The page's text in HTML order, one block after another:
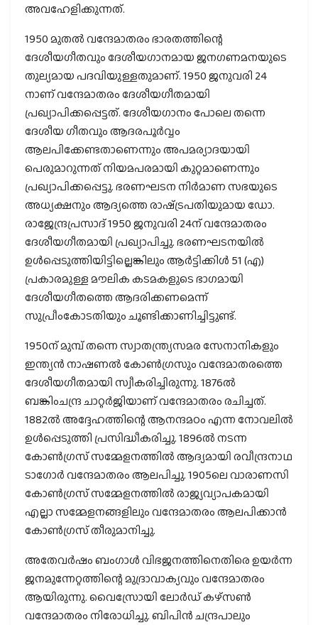
അവഹേളിക്കുന്നത്.
1950 മുതല്‍ വന്ദേമാതരം ഭാരതത്തിന്റെ
ദേശീയഗീതവും ദേശീയഗാനമായ ജനഗണമനയുടെ
തുല്യമായ പദവിയുള്ളതുമാണ്. 1950 ജനുവരി 24
നാണ് വന്ദേമാതരം ദേശീയഗീതമായി
പ്രഖ്യാപിക്കപ്പെട്ടത്. ദേശീയഗാനം പോലെ തന്നെ
ദേശീയ ഗീതവും ആദരപൂര്‍വ്വം
ആലപിക്കേണ്ടതാണെന്നും അപമര്യാദയായി
പെരുമാറുന്നത് നിയമപരമായി കുറ്റമാണെന്നും
പ്രഖ്യാപിക്കപ്പെട്ടു. ഭരണഘടന നിര്‍മാണ സഭയുടെ
അധ്യക്ഷനും ആദ്യത്തെ രാഷ്‌ട്രപതിയുമായ ഡോ.
രാജേന്ദ്രപ്രസാദ് 1950 ജനുവരി 24ന് വന്ദേമാതരം
ദേശീയഗീതമായി പ്രഖ്യാപിച്ചു. ഭരണഘടനയില്‍
ഉള്‍പ്പെടുത്തിയിട്ടില്ലെങ്കിലും ആര്‍ട്ടിക്കിള്‍ 51 (എ)
പ്രകാരമുള്ള മൗലിക കടമകളുടെ ഭാഗമായി
ദേശീയഗീതത്തെ ആദരിക്കണമെന്ന്
സുപ്രീംകോടതിയും ചൂണ്ടിക്കാണിച്ചിട്ടുണ്ട്.
1950ന് മുമ്പ് തന്നെ സ്വാതന്ത്ര്യസമര സേനാനികളും
ഇന്ത്യന്‍ നാഷണല്‍ കോണ്‍ഗ്രസും വന്ദേമാതരത്തെ
ദേശീയഗീതമായി സ്വീകരിച്ചിരുന്നു. 1876ല്‍
ബങ്കിംചന്ദ്ര ചാറ്റര്‍ജിയാണ് വന്ദേമാതരം രചിച്ചത്.
1882ല്‍ അദ്ദേഹത്തിന്റെ ആനന്ദമഠം എന്ന നോവലില്‍
ഉള്‍പ്പെടുത്തി പ്രസിദ്ധീകരിച്ചു. 1896ല്‍ നടന്ന
കോണ്‍ഗ്രസ് സമ്മേളനത്തില്‍ ആദ്യമായി രവീന്ദ്രനാഥ
ടാഗോര്‍ വന്ദേമാതരം ആലപിച്ചു. 1905ലെ വാരാണസി
കോണ്‍ഗ്രസ് സമ്മേളനത്തില്‍ രാജ്യവ്യാപകമായി
എല്ലാ സമ്മേളനങ്ങളിലും വന്ദേമാതരം ആലപിക്കാന്‍
കോണ്‍ഗ്രസ് തീരുമാനിച്ചു.
അതേവര്‍ഷം ബംഗാള്‍ വിഭജനത്തിനെതിരെ ഉയര്‍ന്ന
ജനമുന്നേറ്റത്തിന്റെ മുദ്രാവാക്യവും വന്ദേമാതരം
ആയിരുന്നു. വൈസ്രോയി ലോര്‍ഡ് കഴ്‌സണ്‍
വന്ദേമാതരം നിരോധിച്ചു. ബിപിന്‍ ചന്ദ്രപാലും